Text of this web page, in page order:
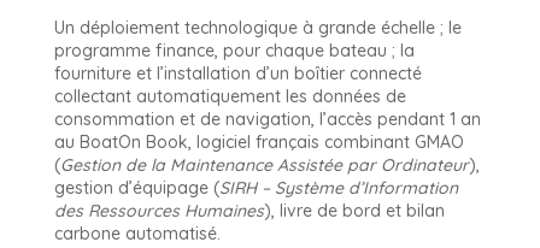
Un déploiement technologique à grande échelle ; le
programme finance, pour chaque bateau ; la
fourniture et l’installation d’un boîtier connecté
collectant automatiquement les données de
consommation et de navigation, l’accès pendant 1 an
au BoatOn Book, logiciel français combinant GMAO
(Gestion de la Maintenance Assistée par Ordinateur),
gestion d’équipage (SIRH – Système d’Information
des Ressources Humaines), livre de bord et bilan
carbone automatisé.